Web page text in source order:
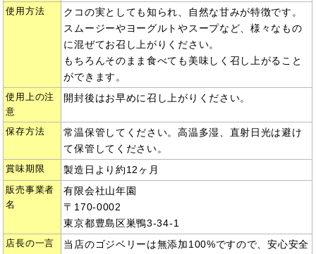
使用方法
クコの実としても知られ、自然な甘みが特徴です。
スムージーやヨーグルトやスープなど、様々なもの
に混ぜてお召し上がりください。
もちろんそのまま食べても美味しく召し上がること
ができます。
使用上の注
意
開封後はお早めに召し上がりください。
保存方法
常温保管してください。高温多湿、直射日光は避け
て保管してください。
賞味期限 製造日より約12ヶ月
販売事業者
名
有限会社山年園
〒170-0002
東京都豊島区巣鴨3-34-1
店長の一言
当店のゴジベリーは無添加100%ですので、安心安全